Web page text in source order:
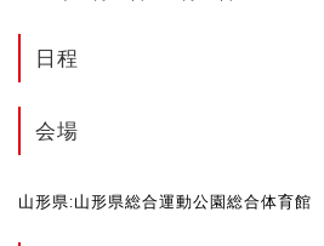
日程
会場
山形県:山形県総合運動公園総合体育館